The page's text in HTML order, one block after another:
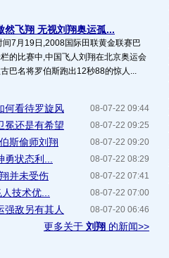
然飞翔 无视刘翔奥运孤...
间7月19日,2008国际田联黄金联赛巴
的比赛中,中国飞人刘翔在北京奥运会
巴名将罗伯斯跑出12秒88的惊人...
08-07-22 09:44
何看待罗旋风
08-07-22 09:25
冕还是有希望
08-07-22 09:20
斯偷师刘翔
08-07-22 08:29
状态利...
08-07-22 07:41
并未受伤
08-07-22 07:00
技术优...
08-07-20 06:46
强敌另有其人
更多关于 刘翔 的新闻>>